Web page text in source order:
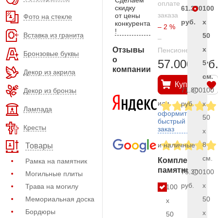
Фото на стекле
Вставка из гранита
Бронзовые буквы
Декор из акрила
Декор из бронзы
Лампада
Кресты
Товары
Рамка на памятник
Могильные плиты
Трава на могилу
Мемориальная доска
Бордюры
скидку
от цены
конкурента
!
Отзывы
о
компании
оплате
заказа
– 2 %
–
Пенсионерам
57.000 руб.
Купить
или
оформить
быстрый
заказ
и наличные
Комплект
памятника
100
x
50
61.300
руб.
100
x
50
x
5
см.
71.800
руб.
100
x
50
x
8
см.
75.300
руб.
100
x
50
x